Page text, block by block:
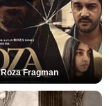
Roza Fragman